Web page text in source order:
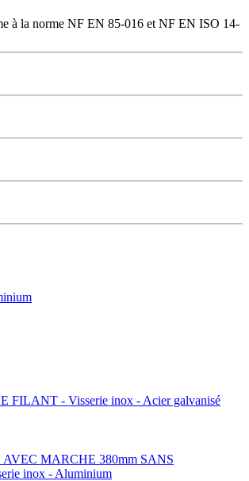
à la norme NF EN 85-016 et NF EN ISO 14-
FILANT - Visserie inox - Acier galvanisé
AVEC MARCHE 380mm SANS
inox - Aluminium